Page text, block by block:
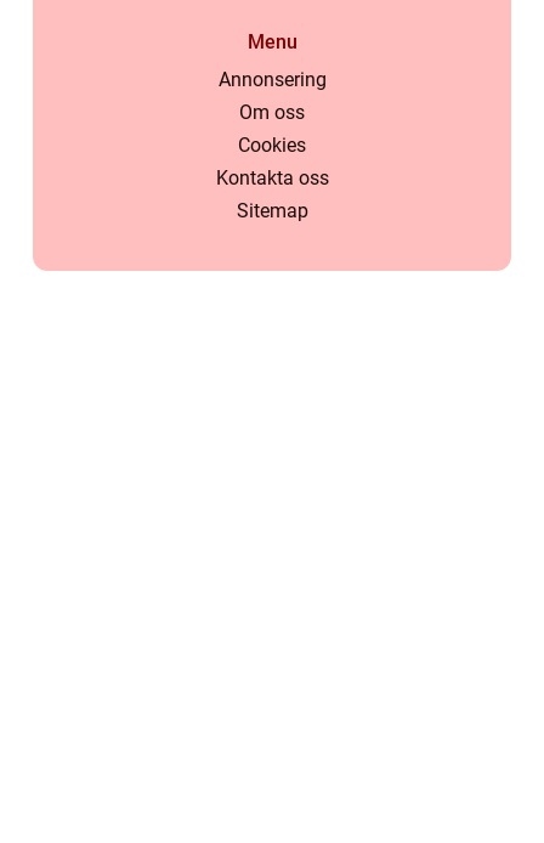
Menu
Annonsering
Om oss
Cookies
Kontakta oss
Sitemap